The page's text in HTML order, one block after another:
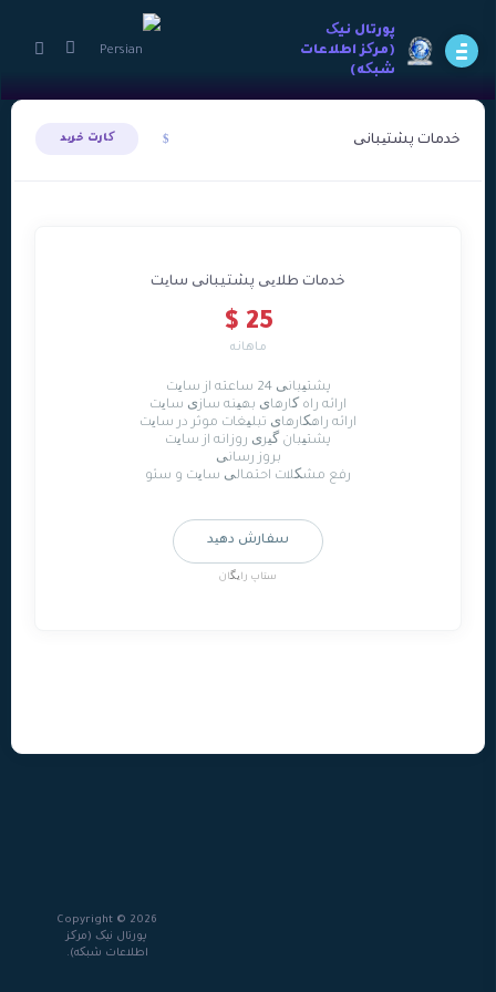
پورتال نيک
(مرکز اطلاعات
شبکه)
خدمات پشتیبانی کارت خرید
خدمات طلایی پشتيبانی سایت
25 $
ماهانه
پشتیبانی 24 ساعته از سایت
ارائه راه کارهای بهینه سازی سایت
ارائه راهکارهای تبلیغات موثر در سایت
پشتیبان گیری روزانه از سایت
بروز رسانی
رفع مشکلات احتمالی سایت و سئو
سفارش دهید
ستاپ رایگان
Copyright © 2026
پورتال نيک (مرکز
اطلاعات شبکه).